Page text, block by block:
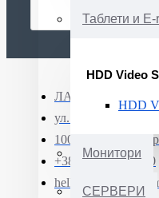
Таблети и
HDD Video
HDD
Монитори
СЕРВЕРИ
желби
ЛАПТОП МК ДОО
ул. Јадранска
1000 Скопје,
+389 (0)71 331 190